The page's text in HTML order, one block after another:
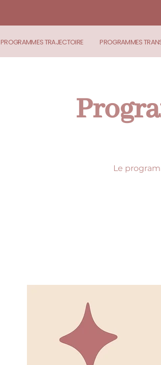
PROGRAMMES TRAJECTOIRE PROGRAMMES
Le